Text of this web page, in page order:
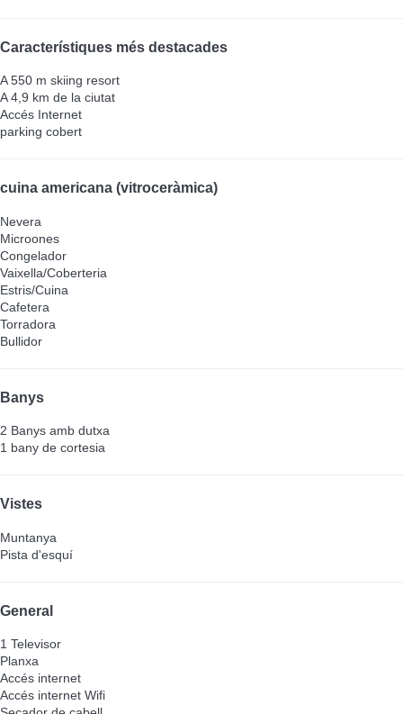
Característiques més destacades
A 550 m skiing resort
A 4,9 km de la ciutat
Accés Internet
parking cobert
cuina americana (vitroceràmica)
Nevera
Microones
Congelador
Vaixella/Coberteria
Estris/Cuina
Cafetera
Torradora
Bullidor
Banys
2 Banys amb dutxa
1 bany de cortesia
Vistes
Muntanya
Pista d'esquí
General
1 Televisor
Planxa
Accés internet
Accés internet Wifi